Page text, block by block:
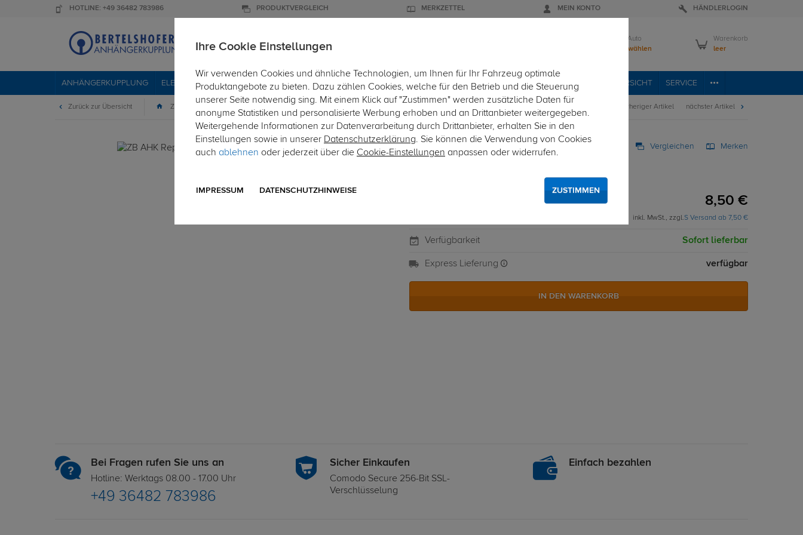
HOTLINE: +49 36482 783986 PRODUKTVERGLEICH MERKZETTEL MEIN KONTO HÄNDLERLOGIN
Mein Auto
Bitte wählen
Warenkorb
leer
ANHÄNGERKUPPLUNG ELEKTROSÄTZE DACHTRÄGER DACHBOXEN FAHRRADTRÄGER ZUBEHÖR EINBAUSERVICE FAHRZEUGÜBERSICHT SERVICE
Zurück zur Übersicht Zubehör vorheriger Artikel nächster Artikel
Art.-Nr. ZT857-1 Vergleichen Merken
8,50 €
inkl. MwSt., zzgl.S Versand ab 7,50 €
Verfügbarkeit Sofort lieferbar
Express Lieferung verfügbar
IN DEN WARENKORB
Bei Fragen rufen Sie uns an
Hotline: Werktags 08.00 - 17.00 Uhr
+49 36482 783986
Sicher Einkaufen
Comodo Secure 256-Bit SSL-
Verschlüsselung
Einfach bezahlen
Ihre Cookie Einstellungen
Wir verwenden Cookies und ähnliche Technologien, um Ihnen für Ihr Fahrzeug optimale
Produktangebote zu bieten. Dazu zählen Cookies, welche für den Betrieb und die Steuerung
unserer Seite notwendig sing. Mit einem Klick auf "Zustimmen" werden zusätzliche Daten für
anonyme Statistiken und personalisierte Werbung erhoben und an Drittanbieter weitergegeben.
Weitergehende Informationen zur Datenverarbeitung durch Drittanbieter, erhalten Sie in den
Einstellungen sowie in unserer Datenschutzerklärung. Sie können die Verwendung von Cookies
auch ablehnen oder jederzeit über die Cookie-Einstellungen anpassen oder widerrufen.
IMPRESSUM DATENSCHUTZHINWEISE ZUSTIMMEN